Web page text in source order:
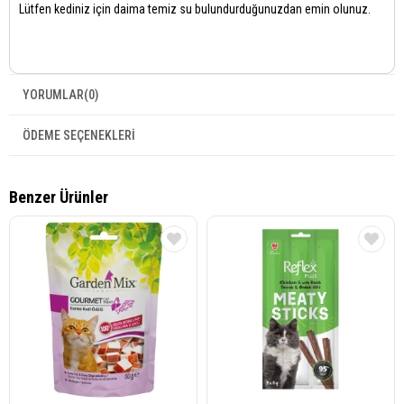
Lütfen kediniz için daima temiz su bulundurduğunuzdan emin olunuz.
YORUMLAR(0)
ÖDEME SEÇENEKLERI
Benzer Ürünler